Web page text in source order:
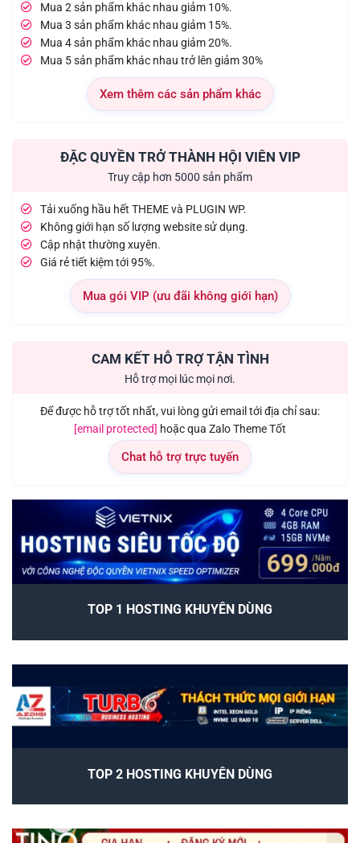
Mua 2 sản phẩm khác nhau giảm 10%.
Mua 3 sản phẩm khác nhau giảm 15%.
Mua 4 sản phẩm khác nhau giảm 20%.
Mua 5 sản phẩm khác nhau trở lên giảm 30%
Xem thêm các sản phẩm khác
ĐẶC QUYỀN TRỞ THÀNH HỘI VIÊN VIP
Truy cập hơn 5000 sản phẩm
Tải xuống hầu hết THEME và PLUGIN WP.
Không giới hạn số lượng website sử dụng.
Cập nhật thường xuyên.
Giá rẻ tiết kiệm tới 95%.
Mua gói VIP (ưu đãi không giới hạn)
CAM KẾT HỖ TRỢ TẬN TÌNH
Hỗ trợ mọi lúc mọi nơi.
Để được hỗ trợ tốt nhất, vui lòng gửi email tới địa chỉ sau:
[email protected] hoặc qua Zalo Theme Tốt
Chat hỗ trợ trực tuyến
TOP 1 HOSTING KHUYÊN DÙNG
TOP 2 HOSTING KHUYÊN DÙNG